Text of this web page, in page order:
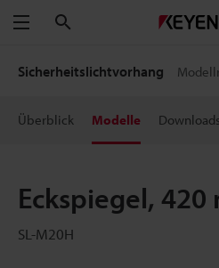
Menü
Sicherheitslichtvorhang
Überblick Modelle Downloads
Eckspiegel, 420
SL-M20H